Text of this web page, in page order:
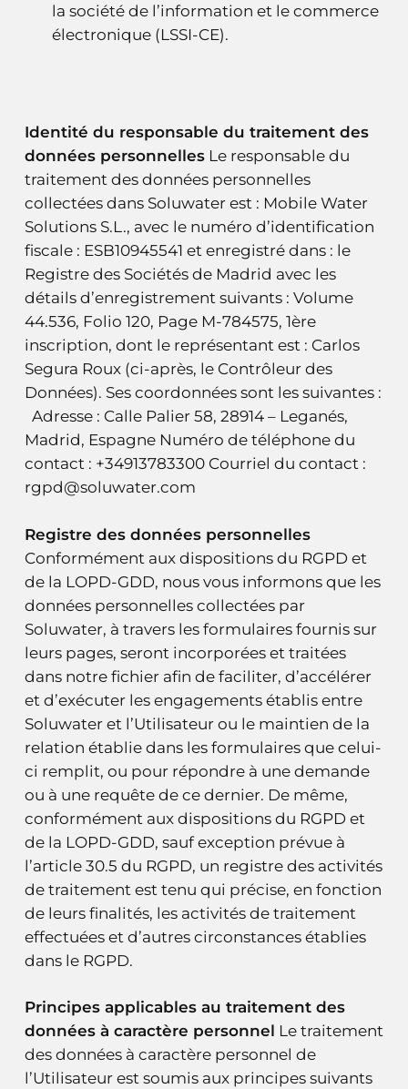
la société de l’information et le commerce
électronique (LSSI-CE).
Identité du responsable du traitement des
données personnellesLe responsable du
traitement des données personnelles
collectées dans Soluwater est : Mobile Water
Solutions S.L., avec le numéro d’identification
fiscale : ESB10945541 et enregistré dans : le
Registre des Sociétés de Madrid avec les
détails d’enregistrement suivants : Volume
44.536, Folio 120, Page M-784575, 1ère
inscription, dont le représentant est : Carlos
Segura Roux (ci-après, le Contrôleur des
Données). Ses coordonnées sont les suivantes :
Adresse : Calle Palier 58, 28914 – Leganés,
Madrid, Espagne Numéro de téléphone du
contact : +34913783300 Courriel du contact :
rgpd@soluwater.com
Registre des données personnelles
Conformément aux dispositions du RGPD et
de la LOPD-GDD, nous vous informons que les
données personnelles collectées par
Soluwater, à travers les formulaires fournis sur
leurs pages, seront incorporées et traitées
dans notre fichier afin de faciliter, d’accélérer
et d’exécuter les engagements établis entre
Soluwater et l’Utilisateur ou le maintien de la
relation établie dans les formulaires que celui-
ci remplit, ou pour répondre à une demande
ou à une requête de ce dernier. De même,
conformément aux dispositions du RGPD et
de la LOPD-GDD, sauf exception prévue à
l’article 30.5 du RGPD, un registre des activités
de traitement est tenu qui précise, en fonction
de leurs finalités, les activités de traitement
effectuées et d’autres circonstances établies
dans le RGPD.
Principes applicables au traitement des
données à caractère personnel Le traitement
des données à caractère personnel de
l’Utilisateur est soumis aux principes suivants